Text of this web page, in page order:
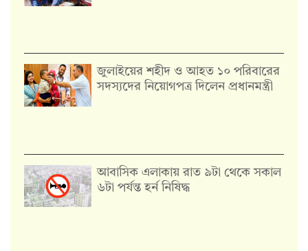
জুলাইয়ের শহীদ ও আহত ১০ পরিবারের
সদস্যদের নিয়োগপত্র দিলেন প্রধানমন্ত্রী
আবাসিক এলাকায় রাত ৯টা থেকে সকাল
৬টা পর্যন্ত হর্ন নিষিদ্ধ